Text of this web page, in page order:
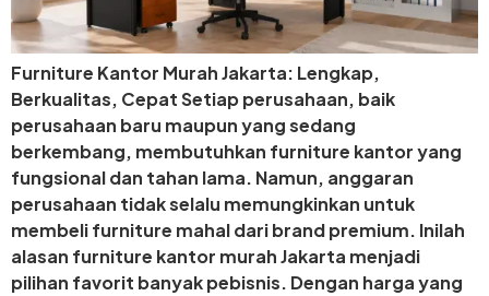
Furniture Kantor Murah Jakarta: Lengkap,
Berkualitas, Cepat Setiap perusahaan, baik
perusahaan baru maupun yang sedang
berkembang, membutuhkan furniture kantor yang
fungsional dan tahan lama. Namun, anggaran
perusahaan tidak selalu memungkinkan untuk
membeli furniture mahal dari brand premium. Inilah
alasan furniture kantor murah Jakarta menjadi
pilihan favorit banyak pebisnis. Dengan harga yang